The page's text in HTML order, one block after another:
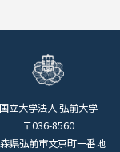
国立大学法人 弘前大学
〒036-8560
県弘前市文京町一番地